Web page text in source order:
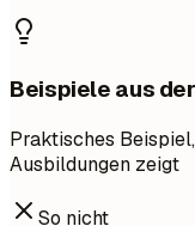
Beispiele aus
Praktisches
Ausbildungen zeigt
So nicht